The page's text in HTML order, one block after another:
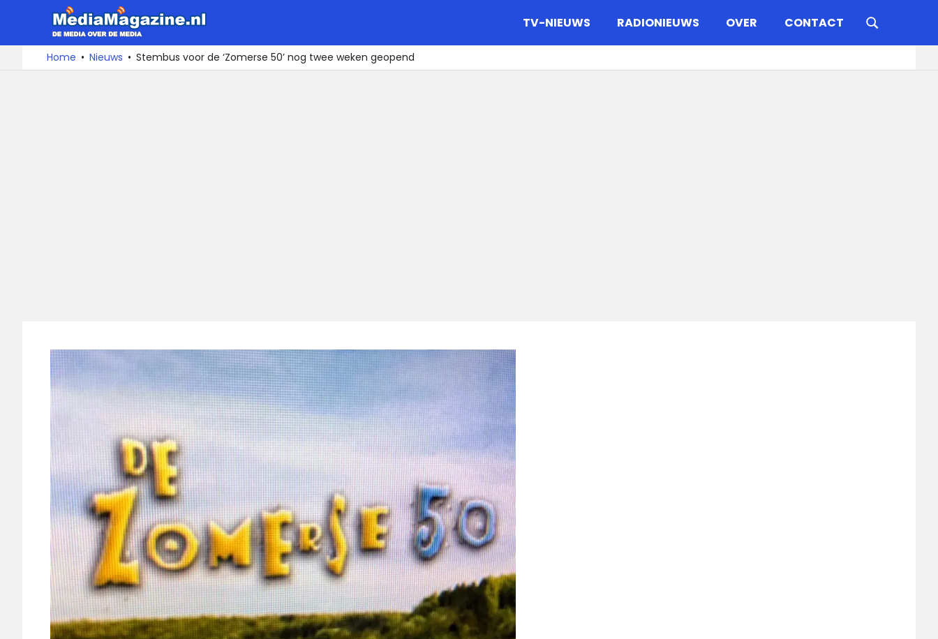
naar
De
media
over
TV-NIEUWS RADIONIEUWS OVER CONTACT
Home Nieuws Stembus voor de ‘Zomerse 50’ nog twee weken geopend